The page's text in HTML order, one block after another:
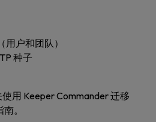
户和团队）
种子
使用 Keeper Commander 迁移
。